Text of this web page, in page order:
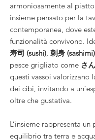
armoniosamente al
insieme pensato per la
contemporanea, dove
funzionalità convivono.
寿司 (sushi), 刺身 (sashimi)
pesce grigliato come さ
questi vassoi valorizzano
dei cibi, invitando a
oltre che gustativa.
L’insieme rappresenta un
equilibrio tra terra e